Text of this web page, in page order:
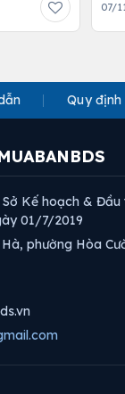
07/
Quy định
Sở Kế hoạch & Đầu
01/7/2019
phường Hòa